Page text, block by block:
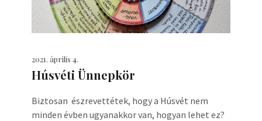
2021. április 4.
Húsvéti Ünnepkör
Biztosan észrevettétek, hogy a Húsvét nem
minden évben ugyanakkor van, hogyan lehet ez?